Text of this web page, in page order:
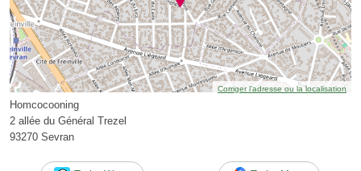
Corriger l’adresse ou la localisation
Homcocooning
2 allée du Général Trezel
93270 Sevran